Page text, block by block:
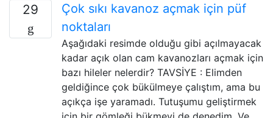
29
Çok sıkı kavanoz açmak için püf
noktaları
Aşağıdaki resimde olduğu gibi açılmayacak
kadar açık olan cam kavanozları açmak için
bazı hileler nelerdir? TAVSİYE : Elimden
geldiğince çok bükülmeye çalıştım, ama bu
açıkça işe yaramadı. Tutuşumu geliştirmek